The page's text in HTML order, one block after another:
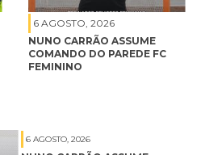
6 AGOSTO, 2026
NUNO CARRÃO ASSUME
COMANDO DO PAREDE FC
FEMININO
6 AGOSTO, 2026